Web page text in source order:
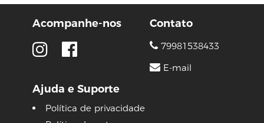
Acompanhe-nos
Ajuda e Suporte
Política de privacidade
Contato
79981538433
E-mail